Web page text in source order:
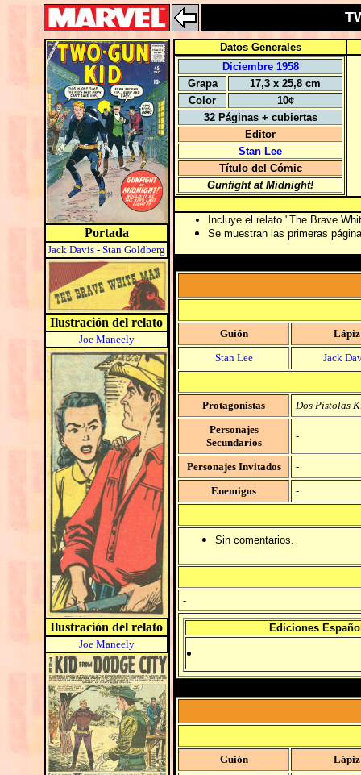
Portada
Jack Davis - Stan Goldberg
Ilustración del relato
Joe Maneely
Ilustración del relato
Joe Maneely
Datos Generales
Diciembre 1958
Grapa
17,3 x 25,8 cm
Color
10¢
32 Páginas + cubiertas
Editor
Stan Lee
Título del Cómic
Gunfight at Midnight!
Incluye el relato "The Brave
Se muestran las primeras
Guión
Lápiz
Stan Lee
Jack
Protagonistas
Dos Pistolas
Personajes
Secundarios
-
Personajes Invitados
-
Enemigos
-
Sin comentarios.
-
Ediciones
Guión
Lápiz